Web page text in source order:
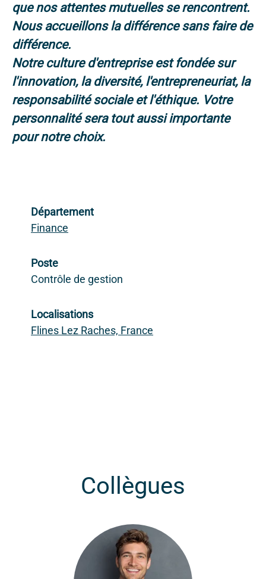
que nos attentes mutuelles se rencontrent.
Nous accueillons la différence sans faire de
différence.
Notre culture d'entreprise est fondée sur
l'innovation, la diversité, l'entrepreneuriat, la
responsabilité sociale et l'éthique. Votre
personnalité sera tout aussi importante
pour notre choix.
Département
Finance
Poste
Contrôle de gestion
Localisations
Flines Lez Raches, France
Collègues